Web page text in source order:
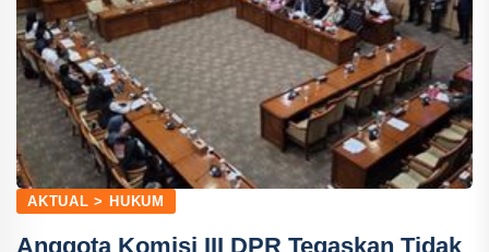
AKTUAL > HUKUM
Anggota Komisi III DPR Tegaskan Tidak